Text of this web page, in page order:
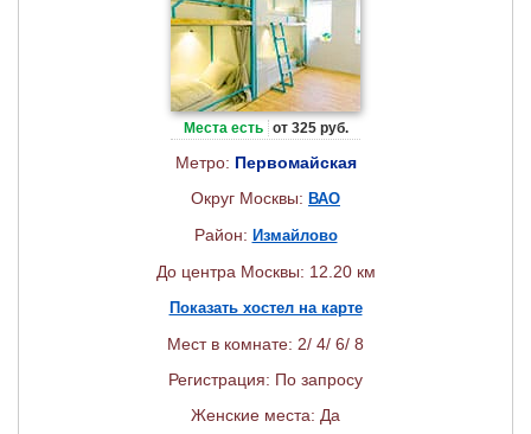
Места есть от 325 руб.
Метро: Первомайская
Округ Москвы: ВАО
Район: Измайлово
До центра Москвы: 12.20 км
Показать хостел на карте
Мест в комнате: 2/ 4/ 6/ 8
Регистрация: По запросу
Женские места: Да